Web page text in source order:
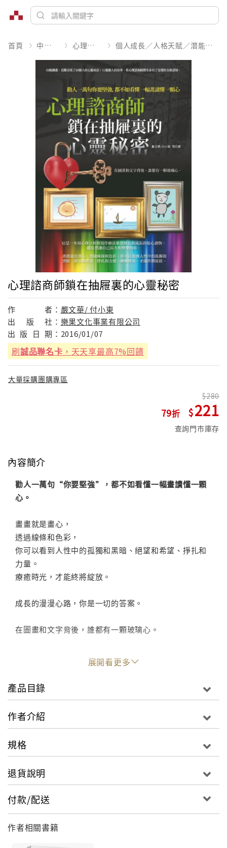
首頁 中文書 心理勵志 個人成長／人格天賦／潛能開發
心理諮商師鎖在抽屜裏的心靈秘密
作 者： 嚴文華/ 付小東
出
版 社： 樂果文化事業有限公司
出 版 日 期： 2016/01/07
刷誠品聯名卡 ，天天享最高7%回饋
大量採購團購專區
79
280
221
查詢門市庫存
內容簡介
勸人一萬句“你要堅強”，都不如看懂一幅畫讀懂一顆
心。
畫畫就是畫心，
透過線條和色彩，
你可以看到人性中的孤獨和黑暗、絕望和希望、掙扎和
力量。
療癒時光，才能終將綻放。
成長的漫漫心路，你是一切的答案。
在圖畫和文字背後，誰都有一顆玻璃心。
52 幅圖畫，直觀呈現了26個人的心靈成長；
11 篇動人的故事，看心理諮詢師對生命有了怎樣的全新
認知。
讀物，獻給想讓自己長大和快樂的你。
繼《心理畫外音》之後，嚴文華博士和她的一群心理諮
心靈秘密》，講述那些精美的圖畫和文字背後的心理諮
詢師的故事。
本書的第一篇是關於個人短期內在成長團體中的經歷，
講到了26個人的成長。這部分通過對比團體開始時和團
展開看更多
產品目錄
作者介紹
規格
退貨說明
付款/配送
作者相關書籍